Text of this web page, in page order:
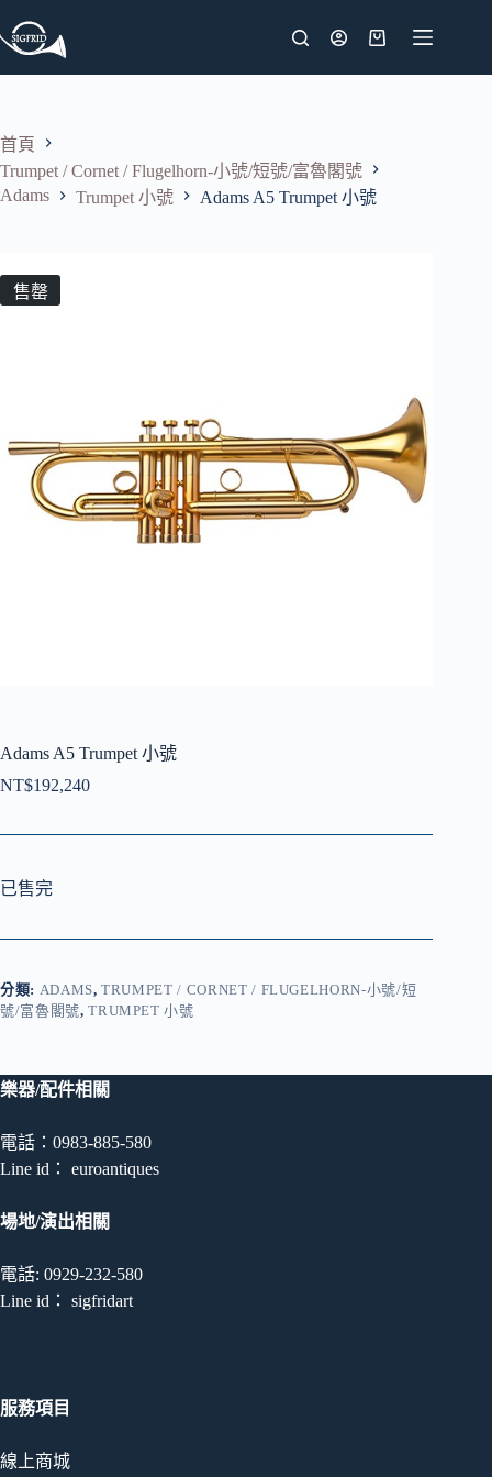
至
容
購
物
首頁
Trumpet / Cornet / Flugelhorn-小號/短號/富魯閣號
Adams
Trumpet 小號 Adams A5 Trumpet 小號
售罄
Adams A5 Trumpet 小號
NT$192,240
已售完
分類: ADAMS,TRUMPET / CORNET / FLUGELHORN-小號/短
號/富魯閣號,TRUMPET 小號
樂器/配件相關
電話：0983-885-580
Line id： euroantiques
場地/演出相關
電話: 0929-232-580
Line id： sigfridart
服務項目
線上商城